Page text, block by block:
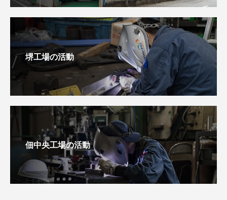
堺工場の活動
佃中央工場の活動